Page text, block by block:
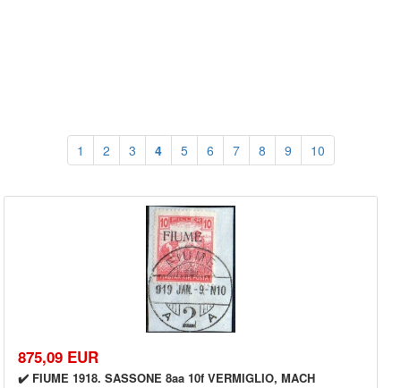
1 2 3 4 5 6 7 8 9 10
875,09 EUR
✔️ FIUME 1918. SASSONE 8aa 10f VERMIGLIO, MACH